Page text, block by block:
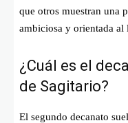
que otros muestran una
ambiciosa y orientada al
¿Cuál es el
de Sagitario?
El segundo decanato